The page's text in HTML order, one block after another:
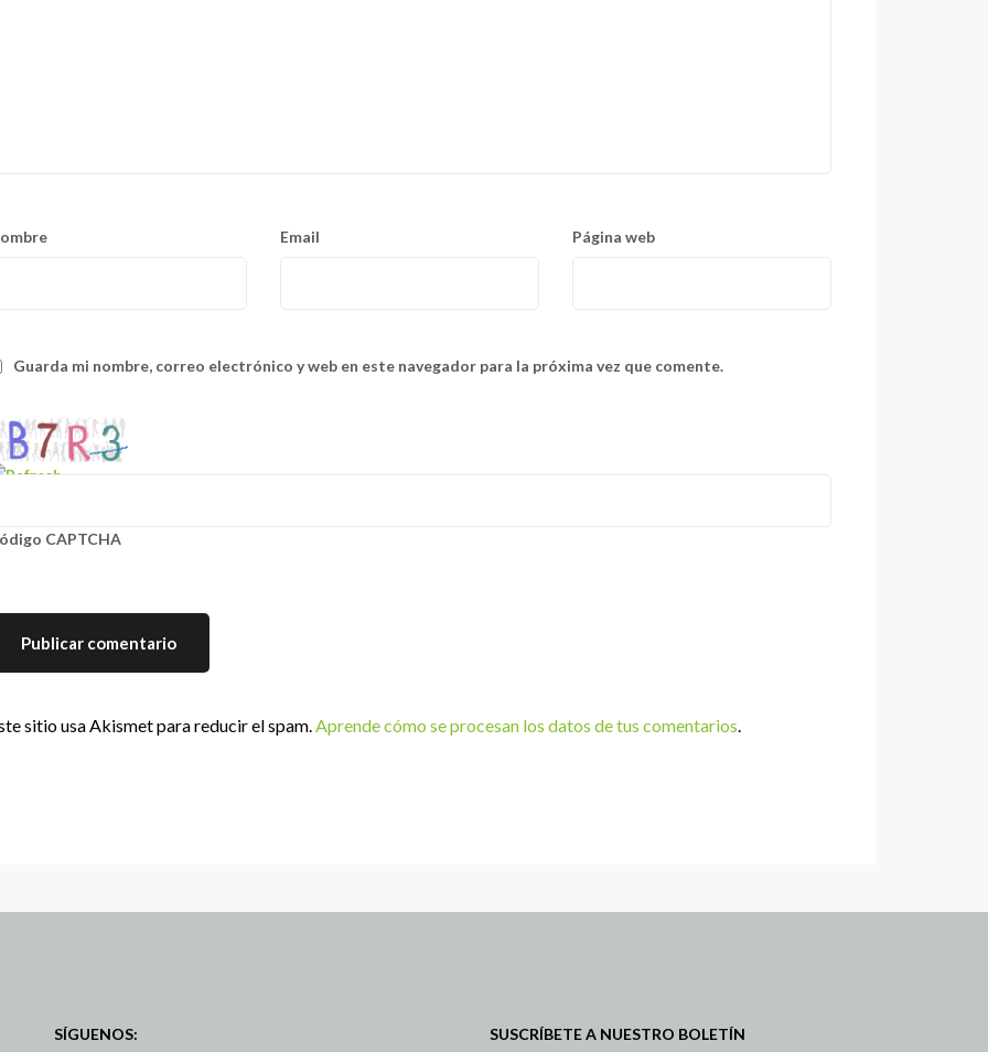
Email Página web
Guarda mi nombre, correo electrónico y web en este navegador para la próxima vez que comente.
CAPTCHA
sitio usa Akismet para reducir el spam.Aprende cómo se procesan los datos de tus comentarios.
SÍGUENOS: SUSCRÍBETE A NUESTRO BOLETÍN